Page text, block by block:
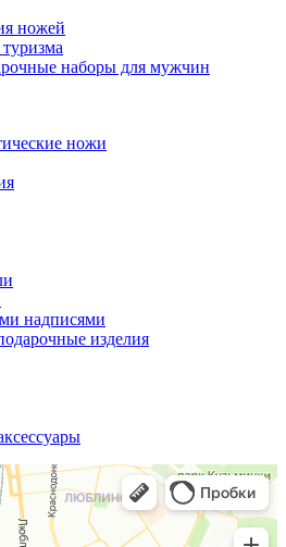
ножей
наборы для мужчин
ножи
надписями
изделия